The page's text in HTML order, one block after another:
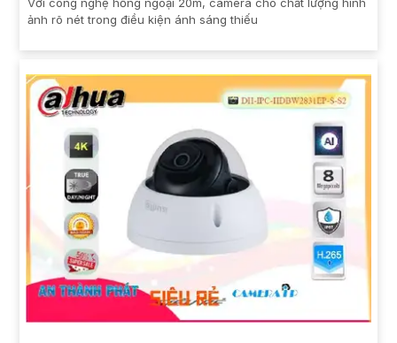
ảnh rõ nét trong điều kiện ánh sáng thiếu